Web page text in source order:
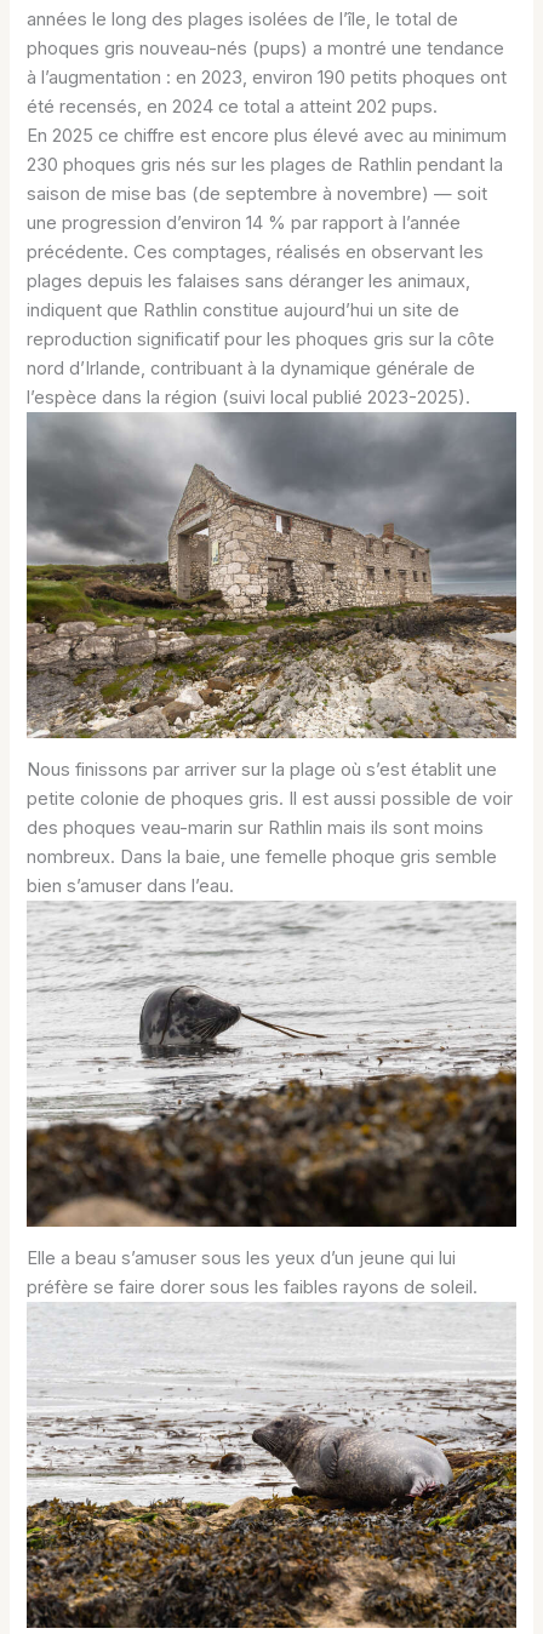
années le long des plages isolées de l’île, le total de
phoques gris nouveau-nés (pups) a montré une tendance
à l’augmentation : en 2023, environ 190 petits phoques ont
été recensés, en 2024 ce total a atteint 202 pups.
En 2025 ce chiffre est encore plus élevé avec au minimum
230 phoques gris nés sur les plages de Rathlin pendant la
saison de mise bas (de septembre à novembre) — soit
une progression d’environ 14 % par rapport à l’année
précédente. Ces comptages, réalisés en observant les
plages depuis les falaises sans déranger les animaux,
indiquent que Rathlin constitue aujourd’hui un site de
reproduction significatif pour les phoques gris sur la côte
nord d’Irlande, contribuant à la dynamique générale de
l’espèce dans la région (suivi local publié 2023-2025).
Nous finissons par arriver sur la plage où s’est établit une
petite colonie de phoques gris. Il est aussi possible de voir
des phoques veau-marin sur Rathlin mais ils sont moins
nombreux. Dans la baie, une femelle phoque gris semble
bien s’amuser dans l’eau.
Elle a beau s’amuser sous les yeux d’un jeune qui lui
préfère se faire dorer sous les faibles rayons de soleil.